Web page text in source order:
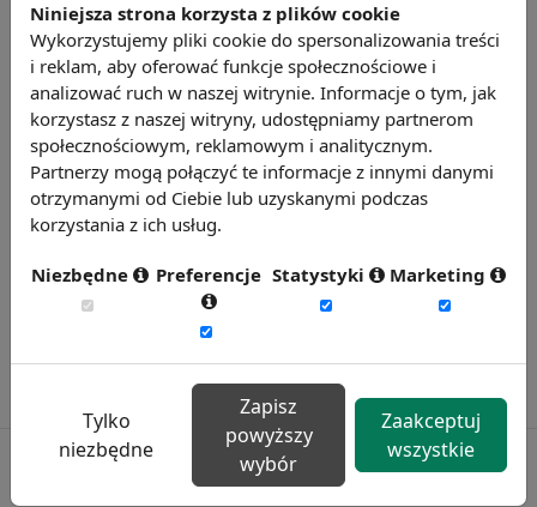
Chcesz wiedzieć więcej?
Zobacz więcej wiadomości
Niniejsza strona korzysta z plików cookie
Wykorzystujemy pliki cookie do spersonalizowania treści
i reklam, aby oferować funkcje społecznościowe i
analizować ruch w naszej witrynie. Informacje o tym, jak
korzystasz z naszej witryny, udostępniamy partnerom
społecznościowym, reklamowym i analitycznym.
Partnerzy mogą połączyć te informacje z innymi danymi
otrzymanymi od Ciebie lub uzyskanymi podczas
korzystania z ich usług.
Niezbędne Preferencje Statystyki Marketing
Tylko
niezbędne
Zapisz
powyższy
wybór
Zaakceptuj
wszystkie